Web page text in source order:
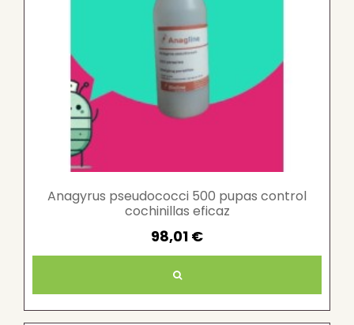
Anagyrus pseudococci 500 pupas control
cochinillas eficaz
98,01 €